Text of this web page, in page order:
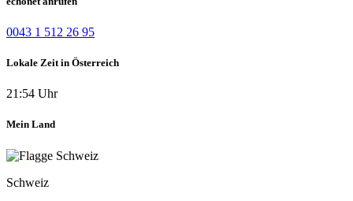
0043 1 512 26 95
Lokale Zeit in Österreich
21:54 Uhr
Mein Land
Schweiz